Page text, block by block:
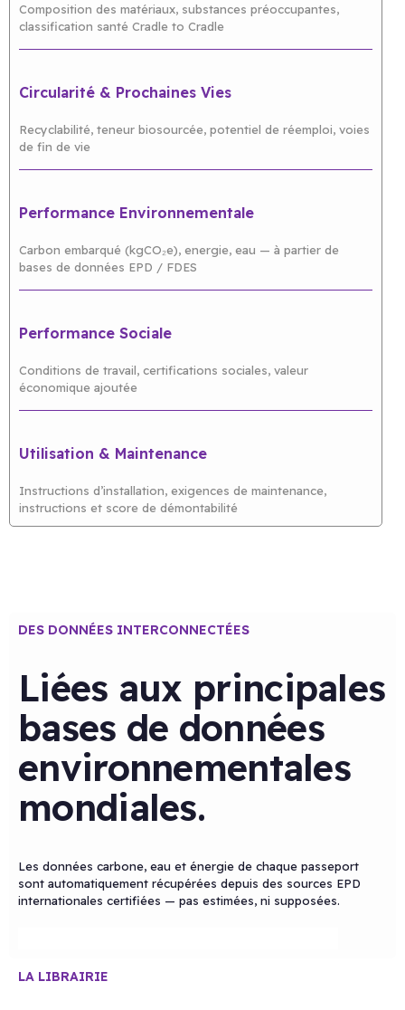
Composition des matériaux, substances préoccupantes,
classification santé Cradle to Cradle
Circularité & Prochaines Vies
Recyclabilité, teneur biosourcée, potentiel de réemploi, voies
de fin de vie
Performance Environnementale
Carbon embarqué (kgCO₂e), energie, eau — à partier de
bases de données EPD / FDES
Performance Sociale
Conditions de travail, certifications sociales, valeur
économique ajoutée
Utilisation & Maintenance
Instructions d’installation, exigences de maintenance,
instructions et score de démontabilité
DES DONNÉES INTERCONNECTÉES
Liées aux principales
bases de données
environnementales
mondiales.
Les données carbone, eau et énergie de chaque passeport
sont automatiquement récupérées depuis des sources EPD
internationales certifiées — pas estimées, ni supposées.
LA LIBRAIRIE